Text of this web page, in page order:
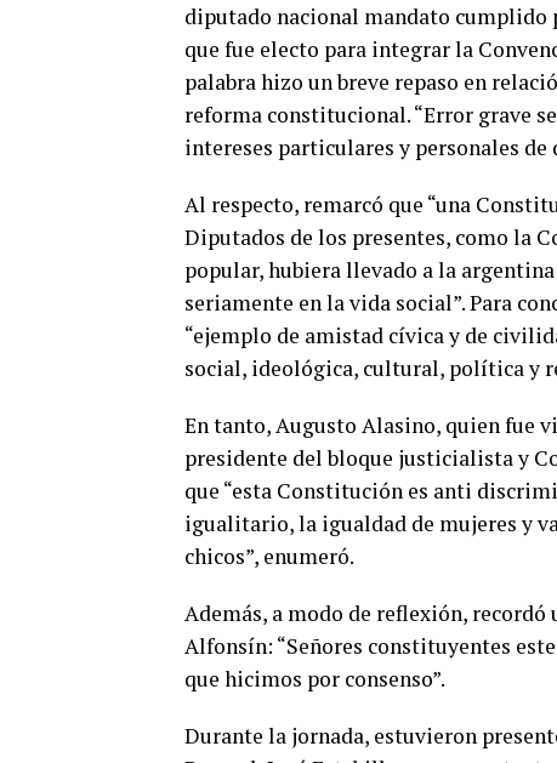
diputado nacional mandato cumplido
que fue electo para integrar la
palabra hizo un breve repaso en
reforma constitucional. “Error grave
intereses particulares y personales de
Al respecto, remarcó que “una
Diputados de los presentes, como la
popular, hubiera llevado a la
seriamente en la vida social”. Para
“ejemplo de amistad cívica y de
social, ideológica, cultural, política y
En tanto, Augusto Alasino, quien fue
presidente del bloque justicialista y
que “esta Constitución es anti
igualitario, la igualdad de mujeres y
chicos”, enumeró.
Además, a modo de reflexión, recordó
Alfonsín: “Señores constituyentes
que hicimos por consenso”.
Durante la jornada, estuvieron